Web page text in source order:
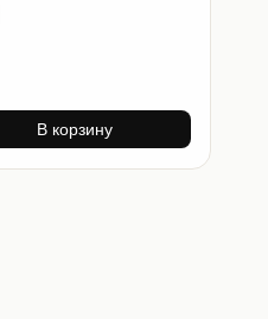
В корзину